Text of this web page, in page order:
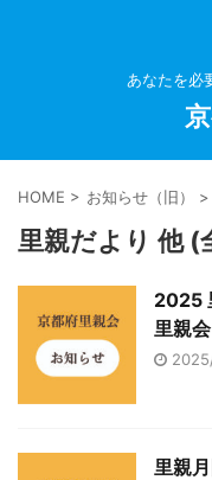
あなたを必
HOME > お知らせ（旧） >
里親だより 他 (
2025
里親
里親